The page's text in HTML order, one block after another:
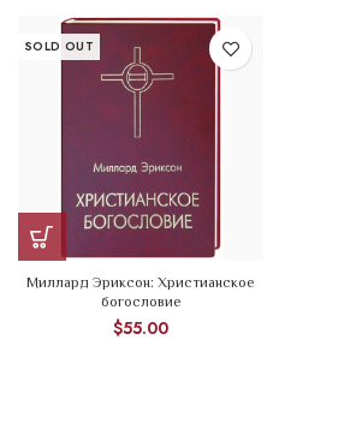
SOLD OUT
Миллард Эриксон: Христианское
богословие
$55.00